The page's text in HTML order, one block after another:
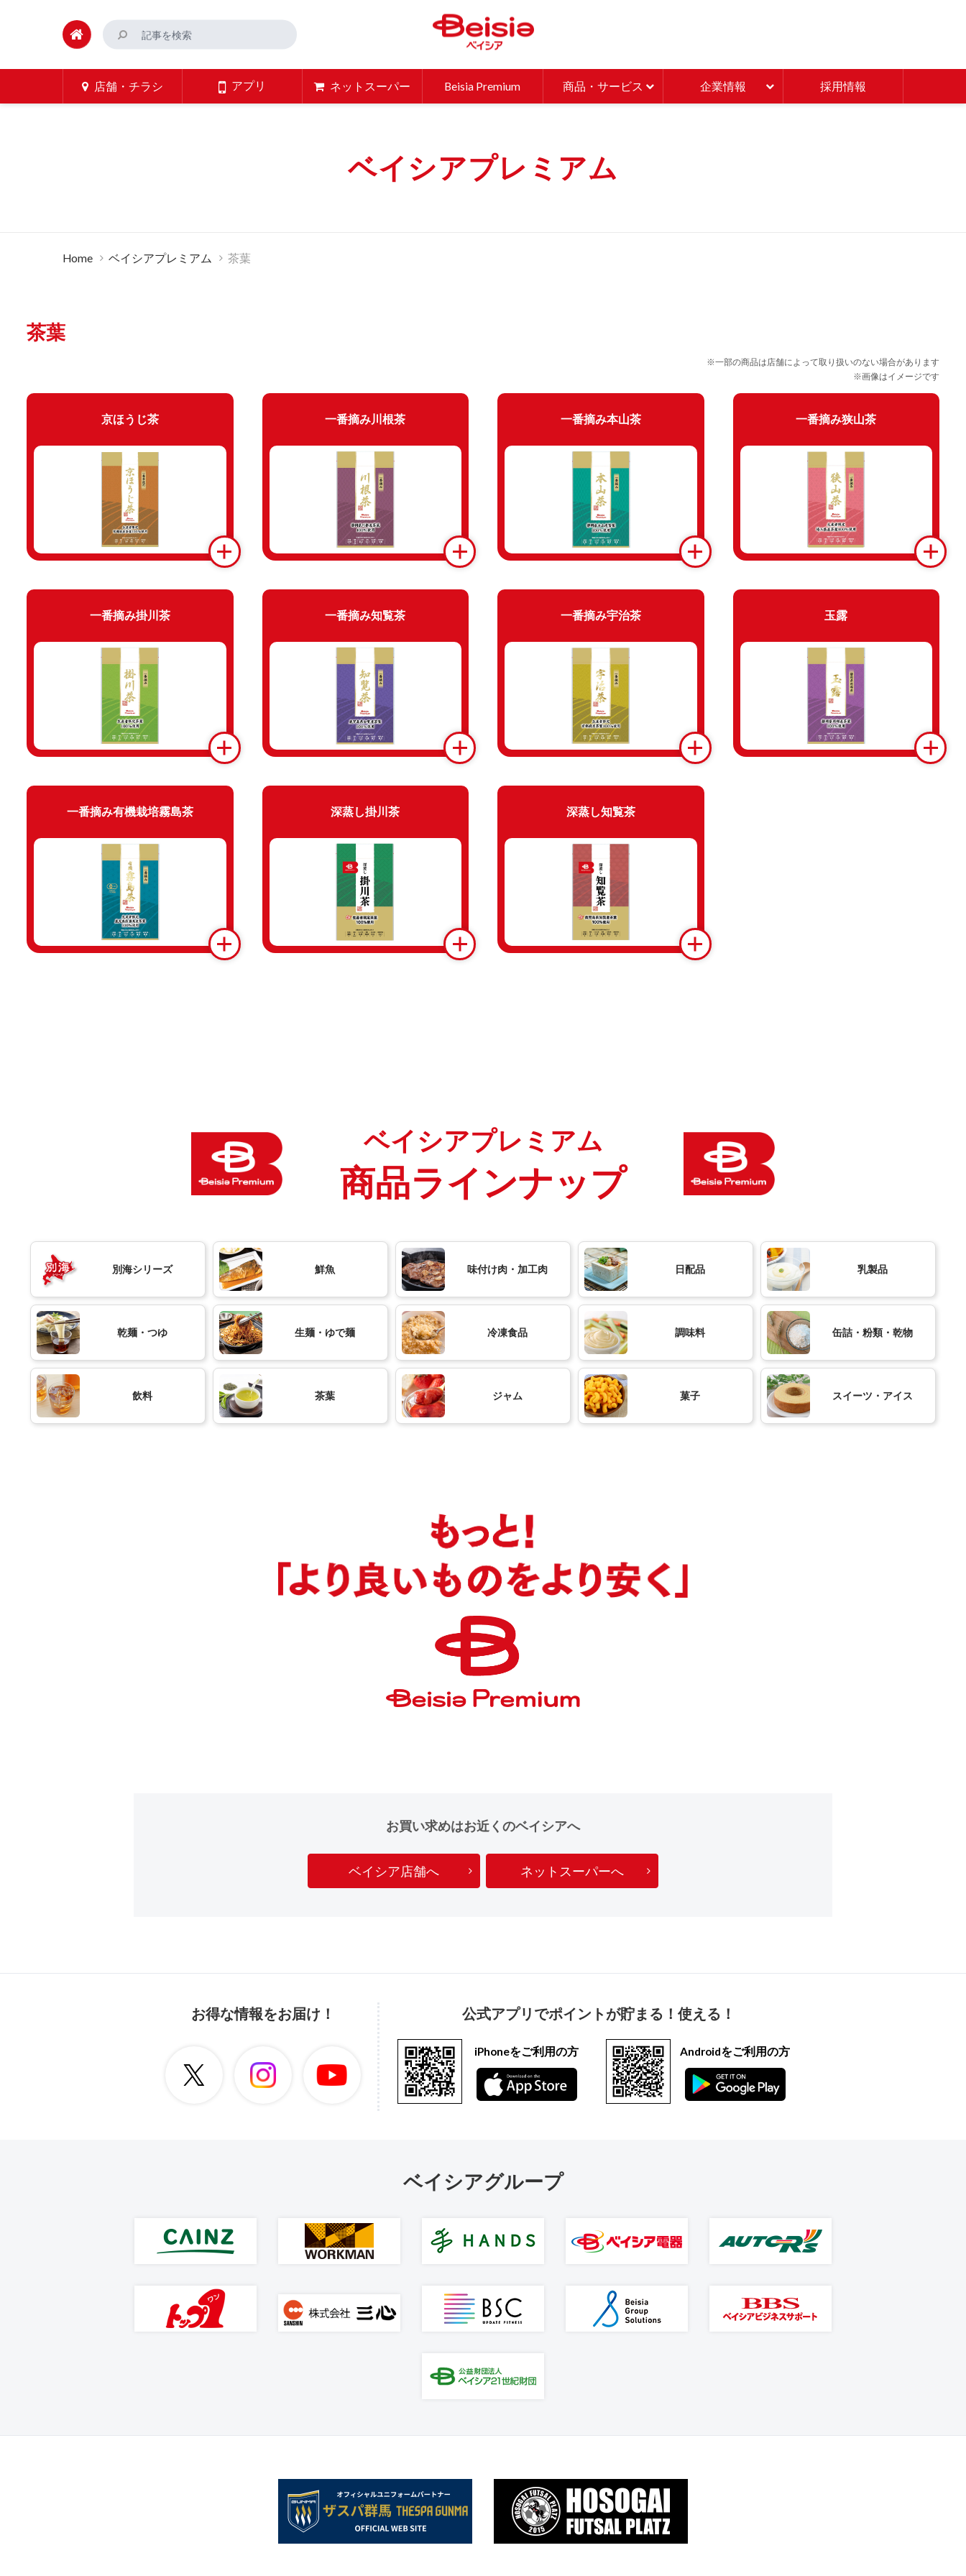
店舗・チラシ アプリ ネットスーパー Beisia Premium 商品・サービス 企業情報 採用情報
ベイシアプレミアム
Home ベイシアプレミアム 茶葉
茶葉
※一部の商品は店舗によって取り扱いのない場合があります
※画像はイメージです
京ほうじ茶 一番摘み川根茶 一番摘み本山茶 一番摘み狭山茶
一番摘み掛川茶 一番摘み知覧茶 一番摘み宇治茶 玉露
一番摘み有機栽培霧島茶 深蒸し掛川茶 深蒸し知覧茶
ベイシアプレミアム
商品ラインナップ
別海シリーズ 鮮魚 味付け肉・加工肉 日配品 乳製品
乾麺・つゆ 生麺・ゆで麺 冷凍食品 調味料 缶詰・粉類・乾物
飲料 茶葉 ジャム 菓子 スイーツ・アイス
お買い求めはお近くのベイシアへ
ベイシア店舗へ ネットスーパーへ
お得な情報をお届け！ 公式アプリでポイントが貯まる！使える！
iPhoneをご利用の方 Androidをご利用の方
ベイシアグループ